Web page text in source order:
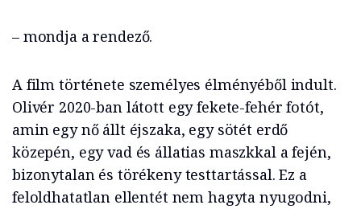
– mondja a rendező.
A film története személyes élményéből indult.
Olivér 2020-ban látott egy fekete-fehér fotót,
amin egy nő állt éjszaka, egy sötét erdő
közepén, egy vad és állatias maszkkal a fején,
bizonytalan és törékeny testtartással. Ez a
feloldhatatlan ellentét nem hagyta nyugodni,